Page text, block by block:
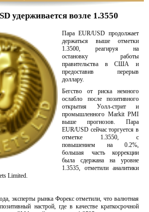
удерживается возле 1.3550
Пара EUR/USD продолжает
держаться выше отметки
1.3500, реагируя на
остановку работы
правительства в США и
предоставив перерыв
доллару.
Бегство от риска немного
ослабло после позитивного
открытия Уолл-стрит и
промышленного Markit PMI
выше прогнозов. Пара
EUR/USD сейчас торгуется в
отметке 1.3550, с
повышением на 0.2%,
большая часть коррекции
была сдержана на уровне
1.3535, отметили аналитики
Limited.
эксперты рынка Форекс отметили, что валютная
настрой, где в качестве краткосрочной